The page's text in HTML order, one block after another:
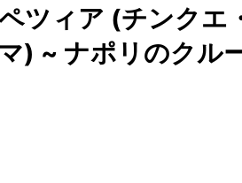
ツィア (チンクエ
) ~ ナポリのクル